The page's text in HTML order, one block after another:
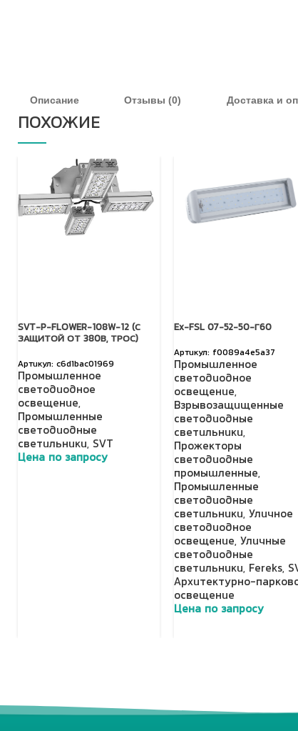
Описание Отзывы (0) Доставка и
ПОХОЖИЕ
SVT-P-FLOWER-108W-12 (С
ЗАЩИТОЙ ОТ 380В, ТРОС)
c6d1bac01969
Промышленное
светодиодное
освещение,
Промышленные
светодиодные
светильники, SVT
Цена по запросу
Ex-FSL 07-52-50-Г60
f0089a4e5a37
Промышленное
светодиодное
освещение,
Взрывозащищенные
светодиодные
светильники,
Прожекторы
светодиодные
промышленные,
Промышленные
светодиодные
светильники, Уличное
светодиодное
освещение, Уличные
светодиодные
светильники, Fereks,
Архитектурно-
освещение
Цена по запросу